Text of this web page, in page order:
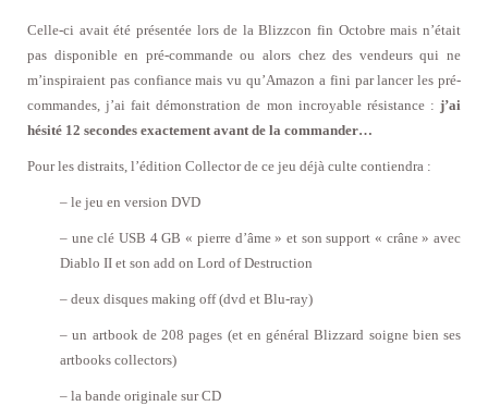
Celle-ci avait été présentée lors de la Blizzcon fin Octobre mais n’était
pas disponible en pré-commande ou alors chez des vendeurs qui ne
m’inspiraient pas confiance mais vu qu’Amazon a fini par lancer les pré-
commandes, j’ai fait démonstration de mon incroyable résistance : j’ai
hésité 12 secondes exactement avant de la commander…
Pour les distraits, l’édition Collector de ce jeu déjà culte contiendra :
– le jeu en version DVD
– une clé USB 4 GB « pierre d’âme » et son support « crâne » avec
Diablo II et son add on Lord of Destruction
– deux disques making off (dvd et Blu-ray)
– un artbook de 208 pages (et en général Blizzard soigne bien ses
artbooks collectors)
– la bande originale sur CD